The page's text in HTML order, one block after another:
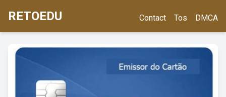
RETOEDU Contact Tos DMCA